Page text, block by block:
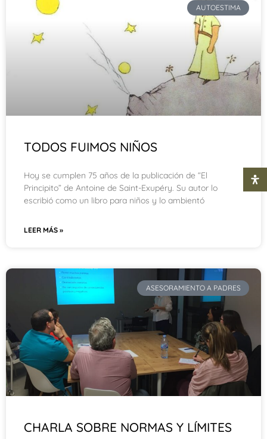
AUTOESTIMA
TODOS FUIMOS NIÑOS
Hoy se cumplen 75 años de la publicación de “El
Principito” de Antoine de Saint-Exupéry. Su autor lo
escribió como un libro para niños y lo ambientó
LEER MÁS »
ASESORAMIENTO A PADRES
CHARLA SOBRE NORMAS Y LÍMITES